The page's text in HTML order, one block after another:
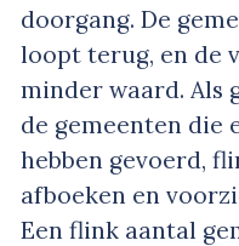
doorgang. De
loopt terug, en de
minder waard. Als
de gemeenten die
hebben gevoerd,
afboeken en
Een flink aantal